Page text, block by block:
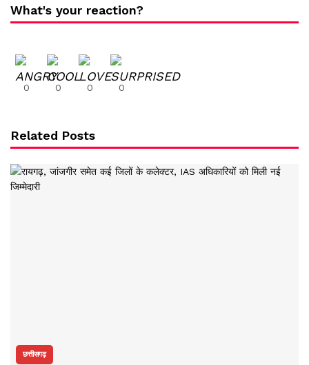
What's your reaction?
0 0 0 0
Related Posts
छत्तीसगढ़